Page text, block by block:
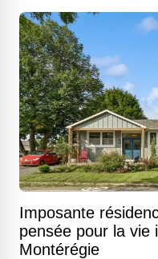
Imposante
pensée pour la vie
Montérégie